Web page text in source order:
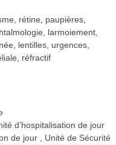
rétine, paupières,
larmoiement,
lentilles, urgences,
réfractif
d’hospitalisation de jour
de jour
Unité de Sécurité